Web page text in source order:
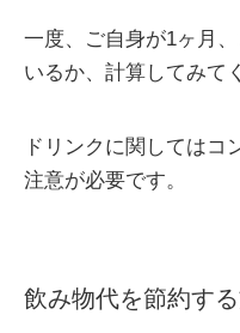
一度、ご自身が1ヶ月
いるか、計算してみて
ドリンクに関してはコ
注意が必要です。
飲み物代を節約す